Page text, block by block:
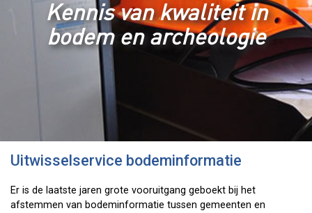
Kennis van kwaliteit in
bodem en archeologie
Uitwisselservice bodeminformatie
Er is de laatste jaren grote vooruitgang geboekt bij het
afstemmen van bodeminformatie tussen gemeenten en